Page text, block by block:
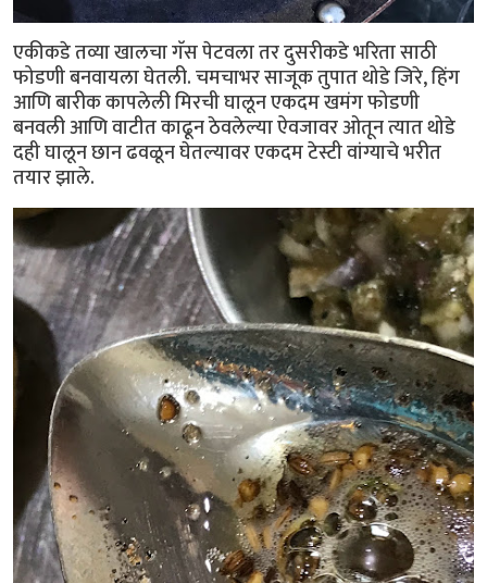
एकीकडे तव्या खालचा गॅस पेटवला तर दुसरीकडे भरिता साठी
फोडणी बनवायला घेतली. चमचाभर साजूक तुपात थोडे जिरे, हिंग
आणि बारीक कापलेली मिरची घालून एकदम खमंग फोडणी
बनवली आणि वाटीत काढून ठेवलेल्या ऐवजावर ओतून त्यात थोडे
दही घालून छान ढवळून घेतल्यावर एकदम टेस्टी वांग्याचे भरीत
तयार झाले.